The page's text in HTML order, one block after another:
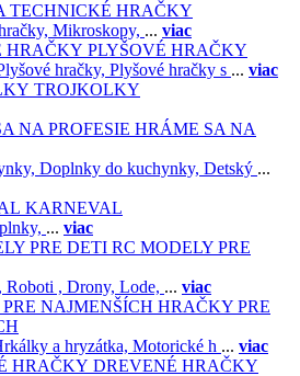
TECHNICKÉ HRAČKY
Mikroskopy, ... viac
PLYŠOVÉ HRAČKY
hračky, Plyšové hračky s ... viac
TROJKOLKY
HRÁME SA NA
Doplnky do kuchynky, Detský ...
KARNEVAL
... viac
RC MODELY PRE
Roboti , Drony, Lode, ... viac
HRAČKY PRE
a hryzátka, Motorické h ... viac
DREVENÉ HRAČKY